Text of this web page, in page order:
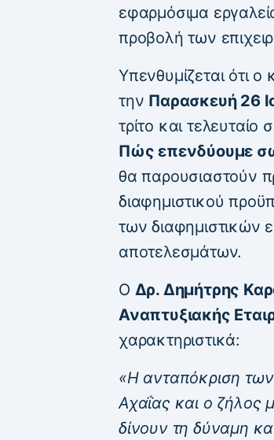
εφαρμόσιμα
προβολή των
Υπενθυμίζεται ότι
την Παρασκευή 26
τρίτο και τελευταίο
Πώς επενδύουμε
θα παρουσιαστούν
διαφημιστικού
των διαφημιστικών
αποτελεσμάτων.
Ο Δρ. Δημήτρης
Αναπτυξιακής
χαρακτηριστικά:
«Η ανταπόκριση των
Αχαΐας και ο ζήλος
δίνουν τη δύναμη